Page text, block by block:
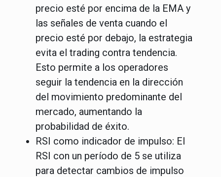
precio esté por encima de la EMA y
las señales de venta cuando el
precio esté por debajo, la estrategia
evita el trading contra tendencia.
Esto permite a los operadores
seguir la tendencia en la dirección
del movimiento predominante del
mercado, aumentando la
probabilidad de éxito.
RSI como indicador de impulso: El
RSI con un período de 5 se utiliza
para detectar cambios de impulso